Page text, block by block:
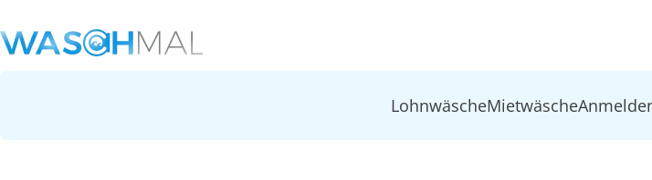
LohnwäscheMietwäsche